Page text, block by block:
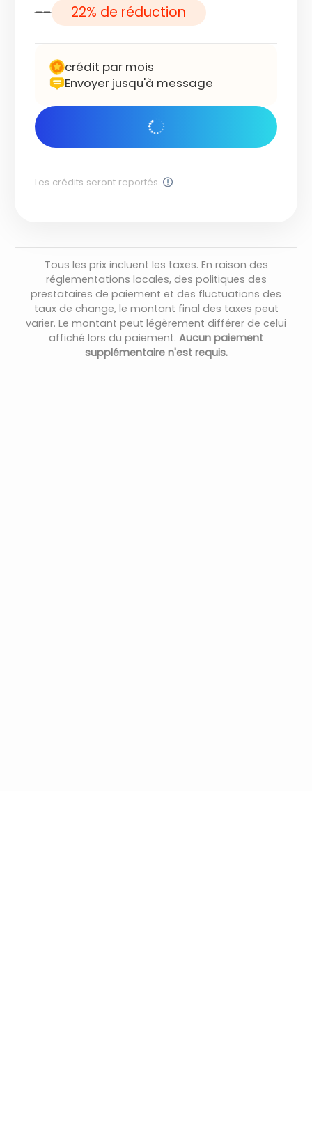
-- 22% de réduction
crédit par mois
Envoyer jusqu'à message
Commencer
Les crédits seront reportés.
Tous les prix incluent les taxes. En raison des
réglementations locales, des politiques des
prestataires de paiement et des fluctuations des
taux de change, le montant final des taxes peut
varier. Le montant peut légèrement différer de celui
affiché lors du paiement. Aucun paiement
supplémentaire n'est requis.